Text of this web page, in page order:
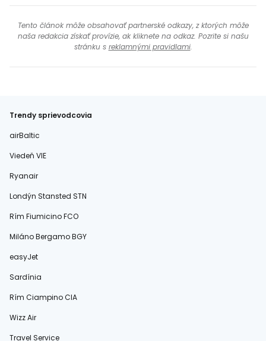
Tento článok môže obsahovať partnerské odkazy, z ktorých môže
naša redakcia získať provízie, ak kliknete na odkaz. Pozrite si našu
stránku s reklamnými pravidlami.
Trendy sprievodcovia
airBaltic
Viedeň VIE
Ryanair
Londýn Stansted STN
Rím Fiumicino FCO
Miláno Bergamo BGY
easyJet
Sardínia
Rím Ciampino CIA
Wizz Air
Travel Service